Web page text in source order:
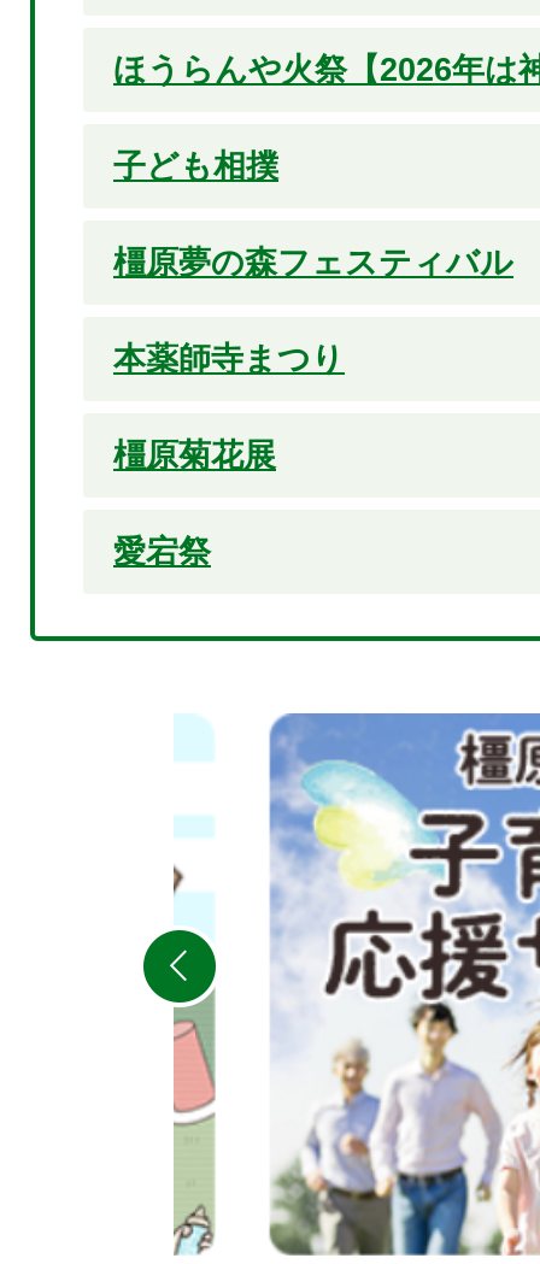
ほうらんや火祭【2026年は
子ども相撲
橿原夢の森フェスティバル
本薬師寺まつり
橿原菊花展
愛宕祭
目
の
ス
ラ
イ
ド